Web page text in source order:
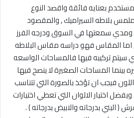
بعنايه فائقة واقصد النوع
بلاطه السيراميك , والمقصود
ومدي سمعتها في السوق ودرجه الفرز
, اما المقاس فهو دراسه مقاس البلاطه
سيتم تركيبه فيها فالمساحات الواسعه
بينما المساحات الصغيرة لا ينصح فيها
اللون فيجب ان تؤخذ بالصورة التي تتناسب
اختيار الالوان التي تعطي اختيارات
( البني بدرجاته والابيض بدرجاته ) .